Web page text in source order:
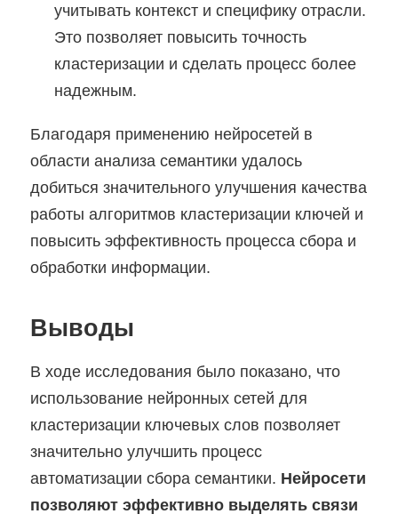
учитывать контекст и специфику отрасли.
Это позволяет повысить точность
кластеризации и сделать процесс более
надежным.
Благодаря применению нейросетей в
области анализа семантики удалось
добиться значительного улучшения качества
работы алгоритмов кластеризации ключей и
повысить эффективность процесса сбора и
обработки информации.
Выводы
В ходе исследования было показано, что
использование нейронных сетей для
кластеризации ключевых слов позволяет
значительно улучшить процесс
автоматизации сбора семантики. Нейросети
позволяют эффективно выделять связи